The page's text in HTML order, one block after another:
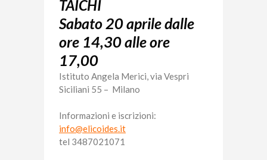
TAICHI
Sabato 20 aprile dalle
ore 14,30 alle ore
17,00
Istituto Angela Merici, via Vespri
Siciliani 55 – Milano
Informazioni e iscrizioni:
info@elicoides.it
tel 3487021071